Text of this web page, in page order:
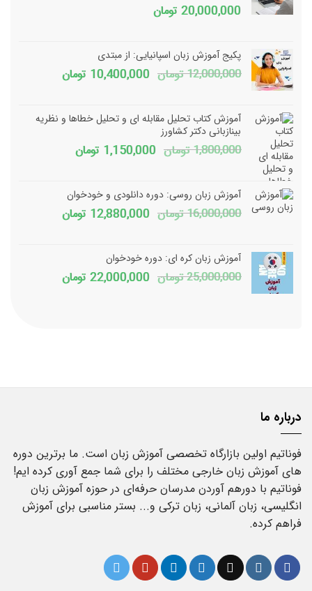
20,000,000 تومان
پکیج آموزش زبان اسپانیایی: از مبتدی
12,000,000 تومان قیمت
12,000,000 تومان
بود.
10,400,000 تومانقیمت
است.
آموزش کتاب تحلیل مقابله ای و تحلیل خطاها و نظریه
بینازبانی دکتر کشاورز
1,800,000 تومان قیمت
1,800,000 تومان
بود.
1,150,000 تومانقیمت
است.آموزش زبان روسی: دوره دانلودی و خودخوان
16,000,000 تومان قیمت
بود.
12,880,000 تومانقیمت
آموزش زبان کره ای: دوره خودخوان
25,000,000 تومان قیمت
22,000,000 تومانقیمت
درباره ما
فوناتیم اولین بازارگاه تخصصی آموزش زبان است. ما برترین دوره
های آموزش زبان خارجی مختلف را برای شما جمع آوری کرده ایم!
فوناتیم با دورهم آوردن مدرسان حرفه‌ای در حوزه آموزش زبان
انگلیسی، زبان آلمانی، زبان ترکی و... بستر مناسبی برای آموزش
فراهم کرده.